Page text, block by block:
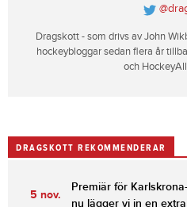
Dragskott - som drivs av John
hockeybloggar sedan flera år
och
DRAGSKOTT REKOMMENDERAR
5 nov.
Premiär för
nu lägger vi in en